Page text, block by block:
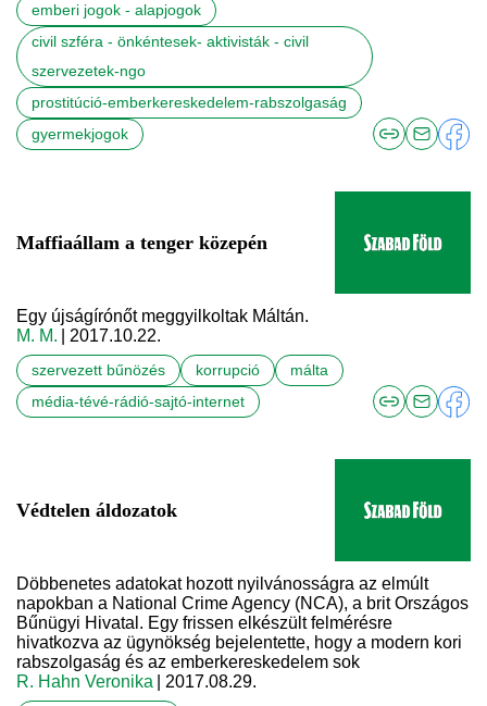
emberi jogok - alapjogok
civil szféra - önkéntesek- aktivisták - civil
szervezetek-ngo
prostitúció-emberkereskedelem-rabszolgaság
gyermekjogok
Maffiaállam a tenger közepén
Egy újságírónőt meggyilkoltak Máltán.
M. M.
| 2017.10.22.
szervezett bűnözés korrupció
málta
média-tévé-rádió-sajtó-internet
Védtelen áldozatok
Döbbenetes adatokat hozott nyilvánosságra az elmúlt
napokban a National Crime Agency (NCA), a brit Országos
Bűnügyi Hivatal. Egy frissen elkészült felmérésre
hivatkozva az ügynökség bejelentette, hogy a modern kori
rabszolgaság és az emberkereskedelem sok
R. Hahn Veronika
| 2017.08.29.